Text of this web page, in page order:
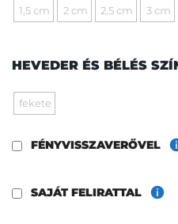
1,5 cm 2 cm 2,5 cm 3 cm
HEVEDER ÉS BÉLÉS
fekete
FÉNYVISSZAVERŐVEL
SAJÁT FELIRATTAL